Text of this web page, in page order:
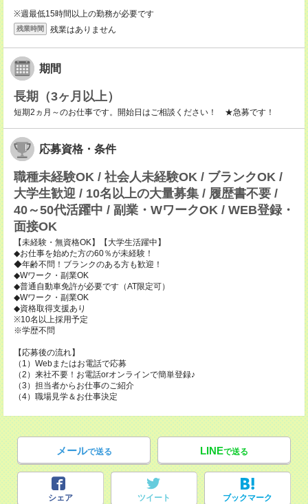
※週最低15時間以上の勤務が必要です
残業時間 残業はありません
期間
長期（3ヶ月以上）
短期2ヵ月～のお仕事です。開始日はご相談ください！ ★急募です！
応募資格・条件
職種未経験OK / 社会人未経験OK / ブランクOK /
大学生歓迎 / 10名以上の大量募集 / 履歴書不要 /
40～50代活躍中 / 副業・WワークOK / WEB登録・
面接OK
【未経験・無資格OK】【大学生活躍中】
◆お仕事を始めた方の60％が未経験！
◆年齢不問！ブランクのある方も歓迎！
◆Wワーク・副業OK
◆普通自動車免許が必要です（AT限定可）
◆Wワーク・副業OK
◆資格取得支援あり
※10名以上採用予定
※学歴不問
【応募後の流れ】
（1）Webまたはお電話で応募
（2）来社不要！お電話orオンラインで簡単登録♪
（3）担当者からお仕事のご紹介
（4）職場見学＆お仕事決定
メールで送る LINEで送る
シェア ツイート ブックマーク